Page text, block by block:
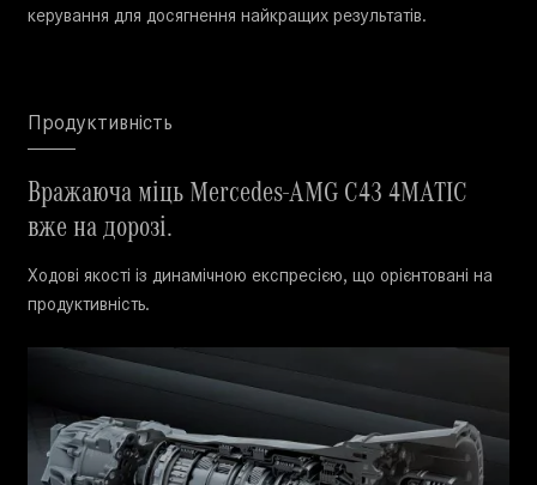
керування для досягнення найкращих результатів.
Продуктивність
Вражаюча міць Mercedes-AMG C43 4MATIC
вже на дорозі.
Ходові якості із динамічною експресією, що орієнтовані на
продуктивність.